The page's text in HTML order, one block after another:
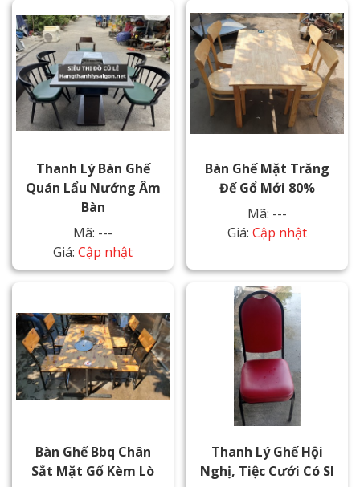
Thanh Lý Bàn Ghế
Quán Lẩu Nướng Âm
Bàn
Mã: ---
Giá: Cập nhật
Bàn Ghế Mặt Trăng
Đế Gổ Mới 80%
Mã: ---
Giá: Cập nhật
Bàn Ghế Bbq Chân
Sắt Mặt Gổ Kèm Lò
Thanh Lý Ghế Hội
Nghị, Tiệc Cưới Có Sl